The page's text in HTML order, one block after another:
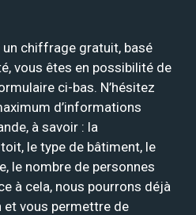
chiffrage gratuit, basé
vous êtes en possibilité de
ci-bas. N’hésitez
d’informations
à savoir : la
le type de bâtiment, le
le nombre de personnes
à cela, nous pourrons déjà
vous permettre de